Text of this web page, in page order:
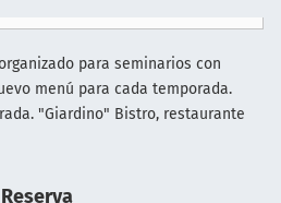
para seminarios con
menú para cada temporada.
"Giardino" Bistro, restaurante
Reserva